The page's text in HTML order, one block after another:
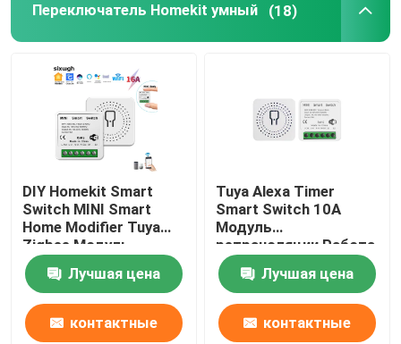
Умный замок безопасности
Умный выключатель
Камера для умного монитора
Зигби-Гейтвей
Зигби-Гейтвей
Переключатель Homekit умный (18)
DIY Homekit Smart
Switch MINI Smart
Home Modifier Tuya
Zigbee Модуль
ретрансляции
поддержка
дистанционного и
голосового
управления легкая
Лучшая цена
контактные
Tuya Alexa Timer
Smart Switch 10A
Модуль
ретрансляции Работа
Удаленный умный
переключатель
поддержка Google
Alexa голосовое
управление легкая
Лучшая цена
контактные